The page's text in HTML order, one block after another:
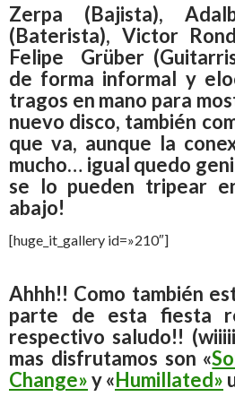
Zerpa (Bajista),
(Baterista), Victor
Felipe Grüber
de forma informal y
tragos en mano para
nuevo disco, también
que va, aunque la
mucho… igual quedo
se lo pueden tripear
abajo!
[huge_it_gallery id=»210″]
Ahhh!! Como también
parte de esta fiesta
respectivo saludo!!
mas disfrutamos son «
Change»y «Humillated»